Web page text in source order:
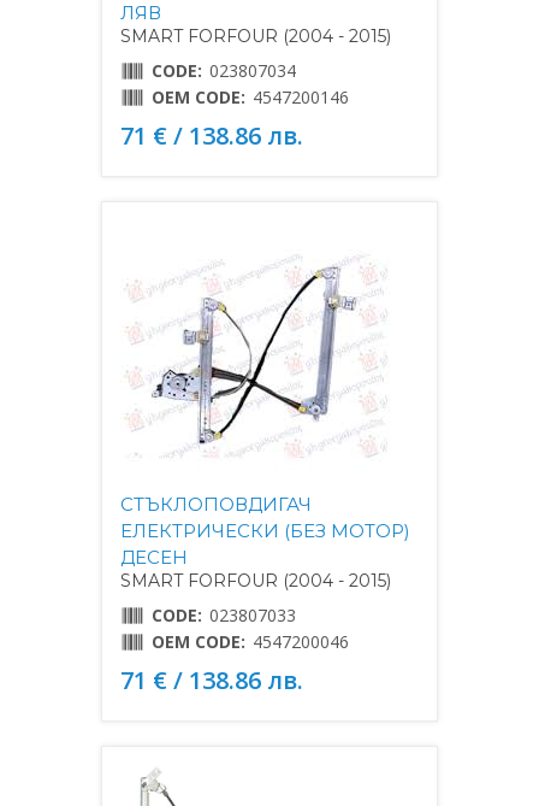
ЛЯВ
SMART FORFOUR (2004 - 2015)
CODE: 023807034
OEM CODE: 4547200146
71 € / 138.86 лв.
СТЪКЛОПОВДИГАЧ
ЕЛЕКТРИЧЕСКИ (БЕЗ МОТОР)
ДЕСЕН
SMART FORFOUR (2004 - 2015)
CODE: 023807033
OEM CODE: 4547200046
71 € / 138.86 лв.